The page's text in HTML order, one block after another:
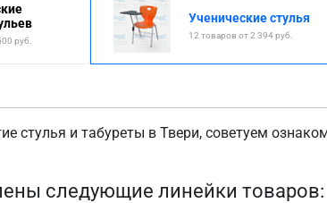
руб.
Ученические стулья
12 товаров от 2 394 руб.
стулья и табуреты в Твери, советуем
следующие линейки товаров: